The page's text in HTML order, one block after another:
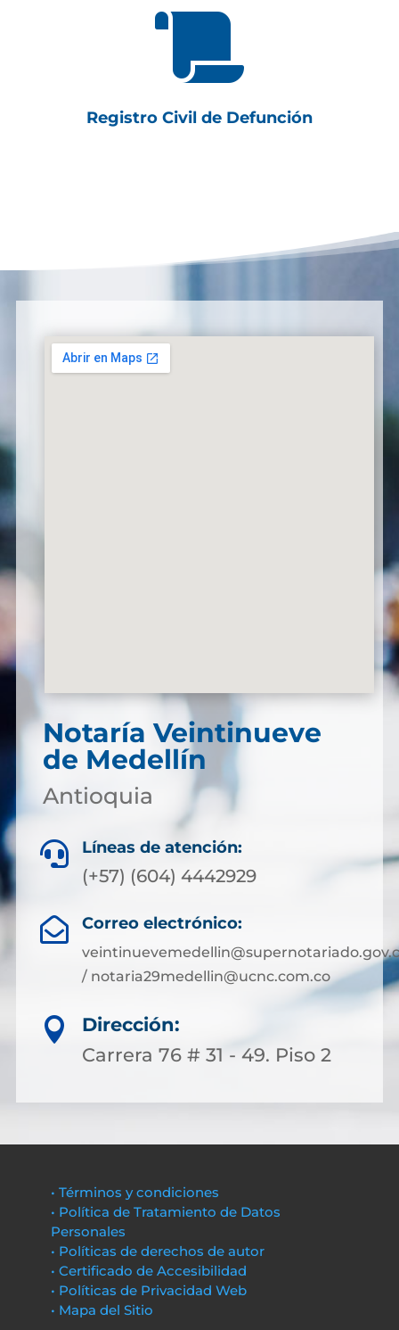

Registro Civil de Defunción
Notaría Veintinueve
de Medellín
Antioquia
 Líneas de atención:
(+57) (604) 4442929
 Correo electrónico:
/ notaria29medellin@ucnc.com.co

Dirección:
Carrera 76 # 31 - 49. Piso 2
• Términos y condiciones
• Política de Tratamiento de Datos
Personales
• Políticas de derechos de autor
• Certificado de Accesibilidad
• Políticas de Privacidad Web
• Mapa del Sitio